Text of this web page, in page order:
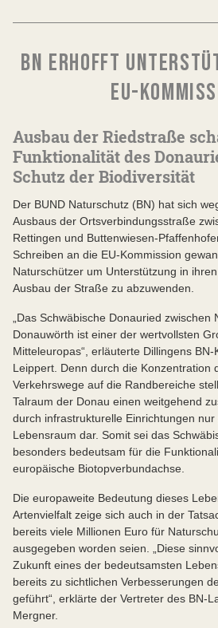
BN ERHOFFT
EU-
Ausbau der Riedstraße
Funktionalität des
Schutz der Biodiversität
Der BUND Naturschutz (BN) hat sich
Ausbaus der Ortsverbindungsstraße
Rettingen und Buttenwiesen-
Schreiben an die EU-Kommission
Naturschützer um Unterstützung in
Ausbau der Straße zu abzuwenden.
„Das Schwäbische Donauried zwischen
Donauwörth ist einer der wertvollsten
Mitteleuropas“, erläuterte Dillingens
Leippert. Denn durch die Konzentration
Verkehrswege auf die Randbereiche
Talraum der Donau einen weitgehend
durch infrastrukturelle Einrichtungen
Lebensraum dar. Somit sei das
besonders bedeutsam für die
europäische Biotopverbundachse.
Die europaweite Bedeutung dieses
Artenvielfalt zeige sich auch in der
bereits viele Millionen Euro für
ausgegeben worden seien. „Diese
Zukunft eines der bedeutsamsten
bereits zu sichtlichen Verbesserungen
geführt“, erklärte der Vertreter des BN-
Mergner.